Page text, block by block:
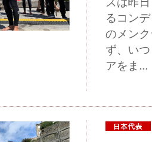
るコン
のメン
ず、い
アをま...